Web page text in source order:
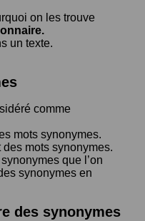
on les trouve
un texte.
comme
mots synonymes.
des mots synonymes.
que l’on
synonymes en
des synonymes